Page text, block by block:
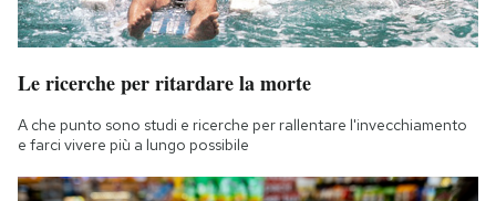
Le ricerche per ritardare la morte
A che punto sono studi e ricerche per rallentare l'invecchiamento
e farci vivere più a lungo possibile